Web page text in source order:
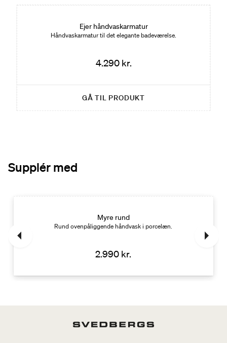
Ejer håndvaskarmatur
Håndvaskarmatur til det elegante badeværelse.
4.290 kr.
GÅ TIL PRODUKT
Supplér med
Myre rund
Rund ovenpåliggende håndvask i porcelæn.
2.990 kr.